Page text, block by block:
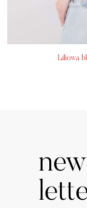
Liliowa